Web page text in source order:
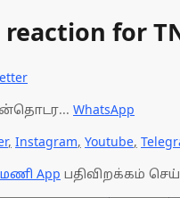
for
WhatsApp
, Instagram, Youtube,
App பதிவிறக்கம்